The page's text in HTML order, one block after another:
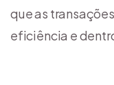
que as
eficiência e